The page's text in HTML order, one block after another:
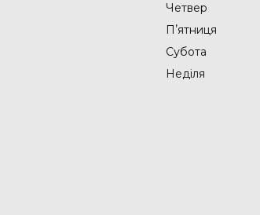
Четвер
Пʼятниця
Субота
Неділя